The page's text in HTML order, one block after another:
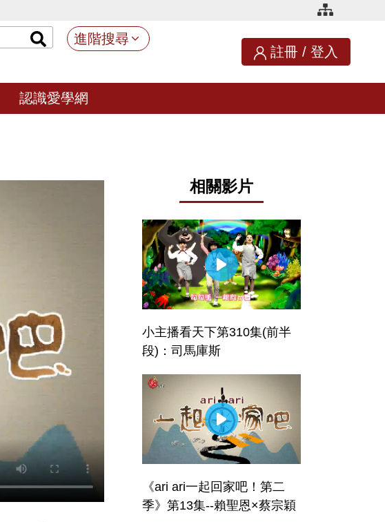
進階搜尋
註冊 / 登入
認識愛學網
相關影片
小主播看天下第310集(前半
段)：司馬庫斯
《ari ari一起回家吧！第二
季》第13集--賴聖恩×蔡宗穎